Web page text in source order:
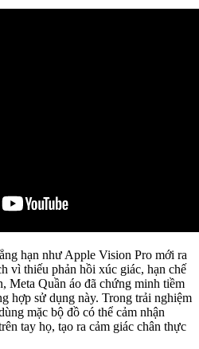
hạn như Apple Vision Pro mới ra
vì thiếu phản hồi xúc giác, hạn chế
Meta Quần áo đã chứng minh tiềm
hợp sử dụng này. Trong trải nghiệm
mặc bộ đồ có thể cảm nhận
tay họ, tạo ra cảm giác chân thực